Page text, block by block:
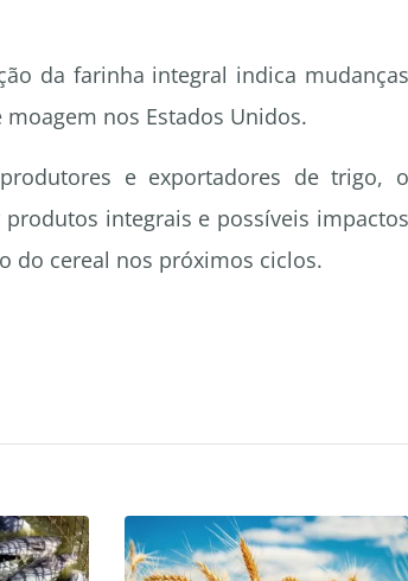
da farinha integral indica mudanças
nos Estados Unidos.
e exportadores de trigo, o
integrais e possíveis impactos
do cereal nos próximos ciclos.